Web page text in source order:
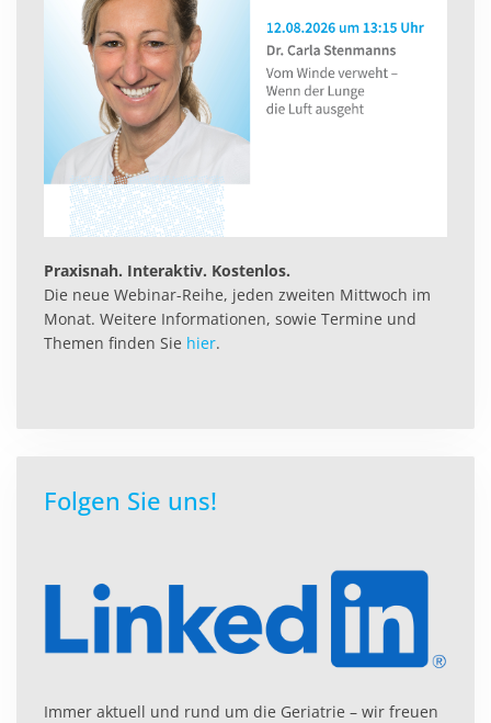
Praxisnah. Interaktiv. Kostenlos.
Die neue Webinar-Reihe, jeden zweiten Mittwoch im
Monat. Weitere Informationen, sowie Termine und
Themen finden Sie hier.
Folgen Sie uns!
Immer aktuell und rund um die Geriatrie – wir freuen